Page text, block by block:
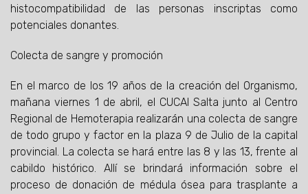
histocompatibilidad de las personas inscriptas como
potenciales donantes.
Colecta de sangre y promoción
En el marco de los 19 años de la creación del Organismo,
mañana viernes 1 de abril, el CUCAI Salta junto al Centro
Regional de Hemoterapia realizarán una colecta de sangre
de todo grupo y factor en la plaza 9 de Julio de la capital
provincial. La colecta se hará entre las 8 y las 13, frente al
cabildo histórico. Allí se brindará información sobre el
proceso de donación de médula ósea para trasplante a